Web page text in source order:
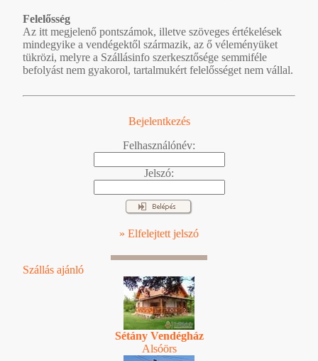
Felelősség
Az itt megjelenő pontszámok, illetve szöveges értékelések
mindegyike a vendégektől származik, az ő véleményüket
tükrözi, melyre a Szállásinfo szerkesztősége semmiféle
befolyást nem gyakorol, tartalmukért felelősséget nem vállal.
Bejelentkezés
Felhasználónév:
Jelszó:
» Elfelejtett jelszó
Szállás ajánló
Sétány Vendégház
Alsóörs